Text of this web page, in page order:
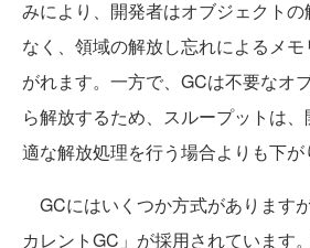
みにより、開発者はオブジェクト
なく、領域の解放し忘れによるメ
がれます。一方で、GCは不要なオ
ら解放するため、スループットは
適な解放処理を行う場合よりも下が
GCにはいくつか方式があります
カレントGC」が採用されています